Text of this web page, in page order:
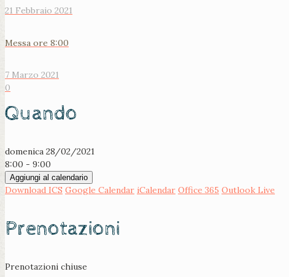
21 Febbraio 2021
Messa ore 8:00
7 Marzo 2021
0
Quando
domenica 28/02/2021
8:00 - 9:00
Aggiungi al calendario
Download ICS Google Calendar iCalendar Office 365 Outlook Live
Prenotazioni
Prenotazioni chiuse